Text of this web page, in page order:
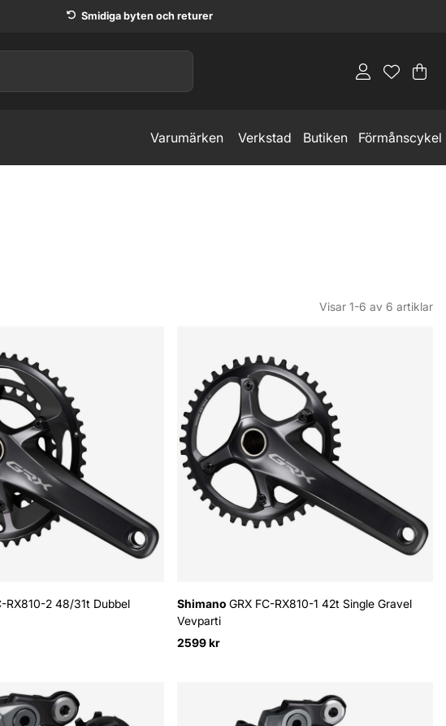
Smidiga byten och returer
.
Varumärken Verkstad Butiken Förmånscykel
Visar 1-6 av 6 artiklar
RX810-2 48/31t Dubbel
Shimano GRX FC-RX810-1 42t Single Gravel
Vevparti
2599 kr